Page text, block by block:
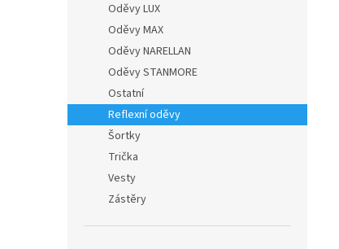
Oděvy LUX
Oděvy MAX
Oděvy NARELLAN
Oděvy STANMORE
Ostatní
Reflexní oděvy
Šortky
Trička
Vesty
Zástěry